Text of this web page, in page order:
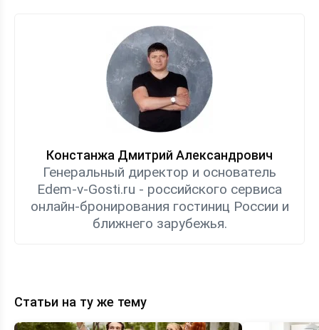
Констанжа Дмитрий Александрович
Генеральный директор и основатель
Edem-v-Gosti.ru - российского сервиса
онлайн-бронирования гостиниц России и
ближнего зарубежья.
Статьи на ту же тему
Топ-8
Экономия